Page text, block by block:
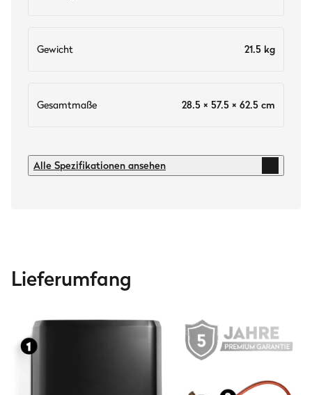
Gewicht 21.5 kg
Gesamtmaße 28.5 × 57.5 × 62.5 cm
Technische Daten
Innenraum & unten
Edelstahl
Akazienholz
Pizzastein
Alle Spezifikationen ansehen
Lieferumfang